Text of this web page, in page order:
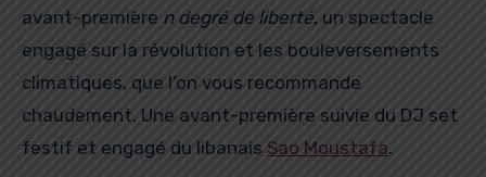
avant-première n degré de liberté, un spectacle
engagé sur la révolution et les bouleversements
climatiques, que l’on vous recommande
chaudement. Une avant-première suivie du DJ set
festif et engagé du libanais Sao Moustafa.